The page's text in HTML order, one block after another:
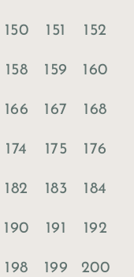
150 151 152
158 159 160
166 167 168
174 175 176
182 183 184
190 191 192
198 199 200